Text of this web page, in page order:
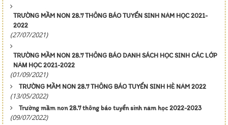
TRƯỜNG MẦM NON 28.7 THÔNG BÁO TUYỂN SINH NĂM HỌC 2021-
2022
(27/07/2021)
TRƯỜNG MẦM NON 28.7 THÔNG BÁO DANH SÁCH HỌC SINH CÁC LỚP
NĂM HỌC 2021-2022
(01/09/2021)
TRƯỜNG MẦM NON 28.7 THÔNG BÁO TUYỂN SINH HÈ NĂM 2022
(13/05/2022)
Trường mầm non 28.7 thông báo tuyển sinh năm học 2022-2023
(09/07/2022)